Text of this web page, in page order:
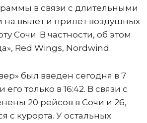
в связи с длительными
на вылет и прилет воздушных
Сочи. В частности, об этом
Red Wings, Nordwind.
был введен сегодня в 7
его только в 16:42. В связи с
20 рейсов в Сочи и 26,
с курорта. У остальных